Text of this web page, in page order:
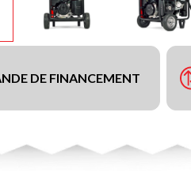
DE FINANCEMENT